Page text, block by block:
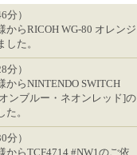
分）
からRICOH WG-80 オレンジ
た。
分）
からNINTENDO SWITCH
ンブルー・ネオンレッド]の
。
分）
からTCF4714 #NW1のご依